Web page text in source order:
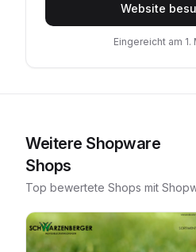
Website
Eingereicht am 1.
Weitere Shopware
Shops
Top bewertete Shops mit